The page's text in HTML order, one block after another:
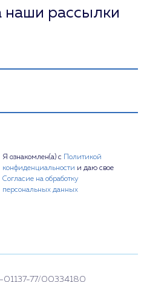
наши рассылки
Я ознакомлен(а) с Политикой
конфиденциальности и даю свое
Согласие на обработку
персональных данных
01137-77/00334180